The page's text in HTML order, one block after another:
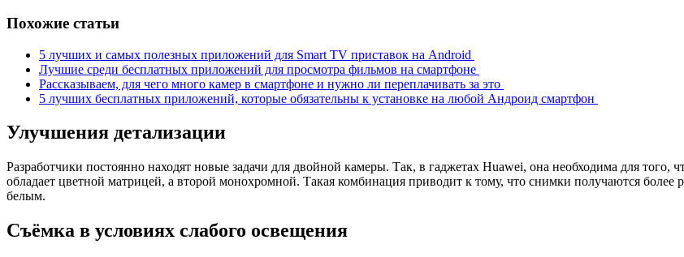
Похожие статьи
5 лучших и самых полезных приложений для Smart TV приставок на Android
Лучшие среди бесплатных приложений для просмотра фильмов на смартфоне
Рассказываем, для чего много камер в смартфоне и нужно ли переплачивать за это
5 лучших бесплатных приложений, которые обязательны к установке на любой Андроид смартфон
Улучшения детализации
Разработчики постоянно находят новые задачи для двойной камеры. Так, в гаджетах Huawei, она необходима для
обладает цветной матрицей, а второй монохромной. Такая комбинация приводит к тому, что снимки получаются более
белым.
Съёмка в условиях слабого освещения